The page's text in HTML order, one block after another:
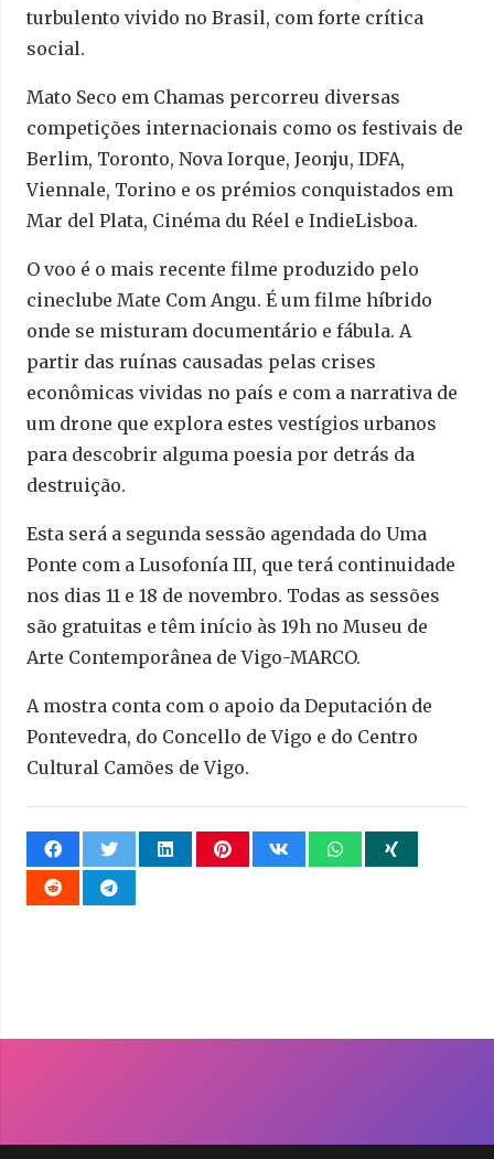
turbulento vivido no Brasil, com forte crítica
social.
Mato Seco em Chamas percorreu diversas
competições internacionais como os festivais de
Berlim, Toronto, Nova Iorque, Jeonju, IDFA,
Viennale, Torino e os prémios conquistados em
Mar del Plata, Cinéma du Réel e IndieLisboa.
O voo é o mais recente filme produzido pelo
cineclube Mate Com Angu. É um filme híbrido
onde se misturam documentário e fábula. A
partir das ruínas causadas pelas crises
econômicas vividas no país e com a narrativa de
um drone que explora estes vestígios urbanos
para descobrir alguma poesia por detrás da
destruição.
Esta será a segunda sessão agendada do Uma
Ponte com a Lusofonía III, que terá continuidade
nos dias 11 e 18 de novembro. Todas as sessões
são gratuitas e têm início às 19h no Museu de
Arte Contemporânea de Vigo-MARCO.
A mostra conta com o apoio da Deputación de
Pontevedra, do Concello de Vigo e do Centro
Cultural Camões de Vigo.